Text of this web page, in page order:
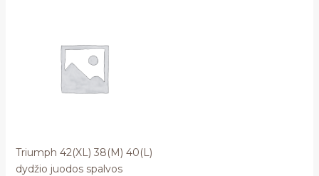
Triumph 42(XL) 38(M) 40(L)
dydžio juodos spalvos